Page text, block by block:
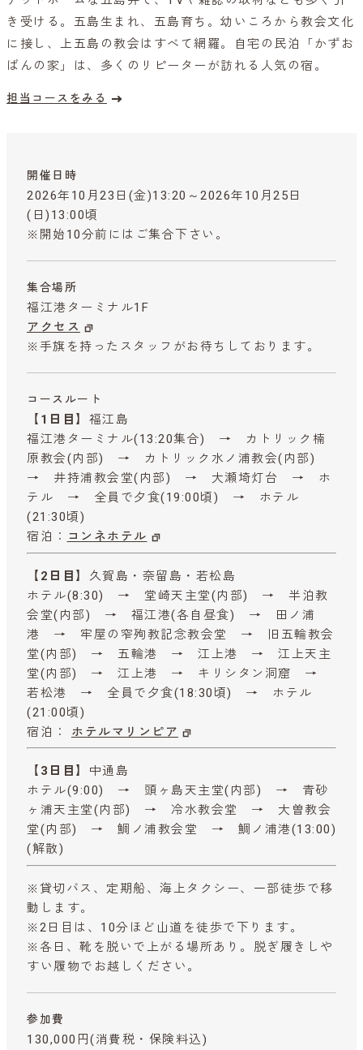
き受ける。五島生まれ、五島育ち。幼いころから教会文化
に接し、上五島の教会はすべて網羅。自宅の民泊「かずお
ばんの家」は、多くのリピーターが訪れる人気の宿。
担当コースをみる
開催日時
2026年10月23日(金)13:20～2026年10月25日
(日)13:00頃
※開始10分前にはご集合下さい。
集合場所
福江港ターミナル1F
アクセス
※手旗を持ったスタッフがお待ちしております。
コースルート
【1日目】 福江島
福江港ターミナル(13:20集合) → カトリック楠
原教会(内部) → カトリック水ノ浦教会(内部)
→ 井持浦教会堂(内部) → 大瀬埼灯台 → ホ
テル → 全員で夕食(19:00頃) → ホテル
(21:30頃)
宿泊：
コンネホテル
【2日目】 久賀島・奈留島・若松島
ホテル(8:30) → 堂崎天主堂(内部) → 半泊教
会堂(内部) → 福江港(各自昼食) → 田ノ浦
港 → 牢屋の窄殉教記念教会堂 → 旧五輪教会
堂(内部) → 五輪港 → 江上港 → 江上天主
堂(内部) → 江上港 → キリシタン洞窟 →
若松港 → 全員で夕食(18:30頃) → ホテル
(21:00頃)
宿泊： ホテルマリンピア
【3日目】 中通島
ホテル(9:00) → 頭ヶ島天主堂(内部) → 青砂
ヶ浦天主堂(内部) → 冷水教会堂 → 大曽教会
堂(内部) → 鯛ノ浦教会堂 → 鯛ノ浦港(13:00)
(解散)
※貸切バス、定期船、海上タクシー、一部徒歩で移
動します。
※2日目は、10分ほど山道を徒歩で下ります。
※各日、靴を脱いで上がる場所あり。脱ぎ履きしや
すい履物でお越しください。
参加費
130,000円 (消費税・保険料込)